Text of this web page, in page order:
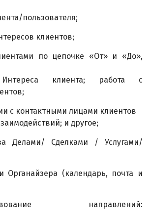
пользователя;
клиентов;
по цепочке «От» и «До»,
Интереса клиента; работа с
с контактными лицами клиентов
и другое;
Делами/ Сделками / Услугами/
Органайзера (календарь, почта и
направлений: